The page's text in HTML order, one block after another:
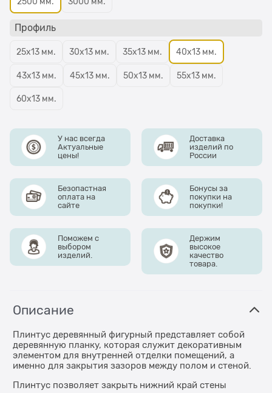
Профиль
25х13 мм. 30х13 мм. 35х13 мм. 40х13 мм.
43х13 мм. 45х13 мм. 50х13 мм. 55х13 мм.
60х13 мм.
У нас всегда
Актуальные
цены!
Доставка
изделий по
России
Безопастная
оплата на
сайте
Бонусы за
покупки на
покупки!
Поможем с
выбором
изделий.
Держим
высокое
качество
товара.
Описание
Плинтус деревянный фигурный представляет собой
деревянную планку, которая служит декоративным
элементом для внутренней отделки помещений, а
именно для закрытия зазоров между полом и стеной.
Плинтус позволяет закрыть нижний край стены